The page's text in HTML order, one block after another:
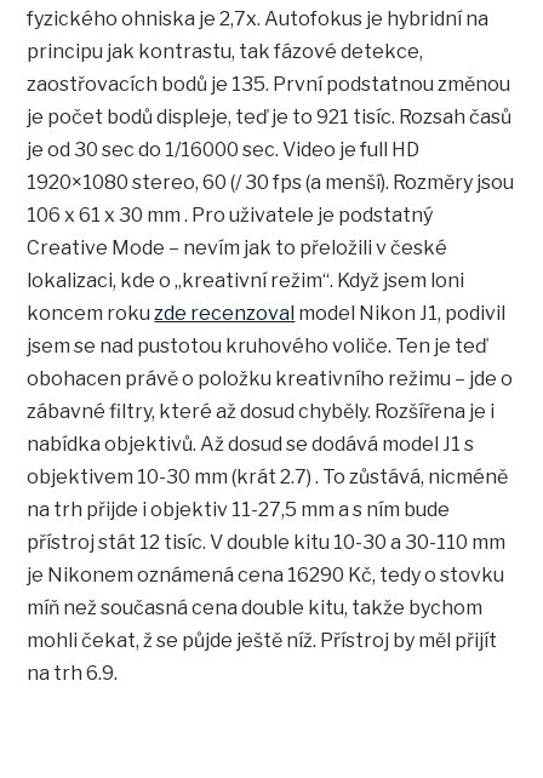
fyzického ohniska je 2,7x. Autofokus je hybridní na
principu jak kontrastu, tak fázové detekce,
zaostřovacích bodů je 135. První podstatnou změnou
je počet bodů displeje, teď je to 921 tisíc. Rozsah časů
je od 30 sec do 1/16000 sec. Video je full HD
1920×1080 stereo, 60 (/ 30 fps (a menší). Rozměry jsou
106 x 61 x 30 mm . Pro uživatele je podstatný
Creative Mode – nevím jak to přeložili v české
lokalizaci, kde o „kreativní režim“. Když jsem loni
koncem rokuzde recenzoval model Nikon J1, podivil
jsem se nad pustotou kruhového voliče. Ten je teď
obohacen právě o položku kreativního režimu – jde o
zábavné filtry, které až dosud chyběly. Rozšířena je i
nabídka objektivů. Až dosud se dodává model J1 s
objektivem 10-30 mm (krát 2.7) . To zůstává, nicméně
na trh přijde i objektiv 11-27,5 mm a s ním bude
přístroj stát 12 tisíc. V double kitu 10-30 a 30-110 mm
je Nikonem oznámená cena 16290 Kč, tedy o stovku
míň než současná cena double kitu, takže bychom
mohli čekat, ž se půjde ještě níž. Přístroj by měl přijít
na trh 6.9.